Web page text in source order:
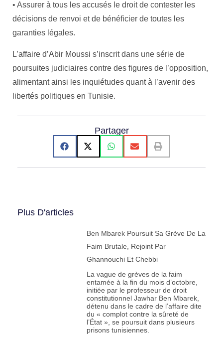
•⁠ ⁠Assurer à tous les accusés le droit de contester les
décisions de renvoi et de bénéficier de toutes les
garanties légales.
L’affaire d’Abir Moussi s’inscrit dans une série de
poursuites judiciaires contre des figures de l’opposition,
alimentant ainsi les inquiétudes quant à l’avenir des
libertés politiques en Tunisie.
Partager
Plus D'articles
Ben Mbarek Poursuit Sa Grève De La
Faim Brutale, Rejoint Par
Ghannouchi Et Chebbi
La vague de grèves de la faim
entamée à la fin du mois d’octobre,
initiée par le professeur de droit
constitutionnel Jawhar Ben Mbarek,
détenu dans le cadre de l’affaire dite
du « complot contre la sûreté de
l’État », se poursuit dans plusieurs
prisons tunisiennes.